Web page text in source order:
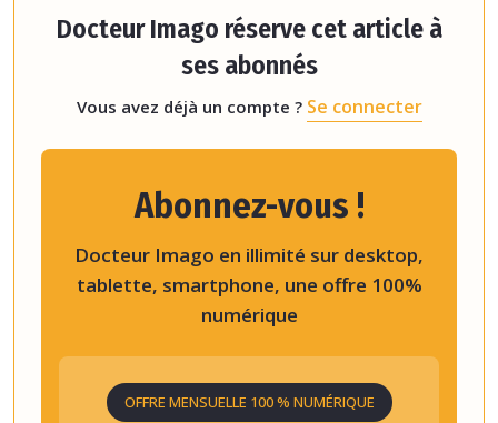
Docteur Imago réserve cet article à
ses abonnés
Vous avez déjà un compte ? Se connecter
Abonnez-vous !
Docteur Imago en illimité sur desktop,
tablette, smartphone, une offre 100%
numérique
OFFRE MENSUELLE 100 % NUMÉRIQUE